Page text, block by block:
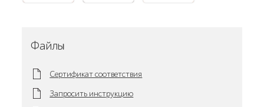
Файлы
Сертификат соответствия
Запросить инструкцию